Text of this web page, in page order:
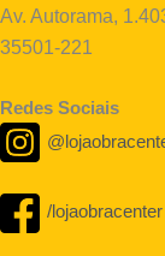
Av. Autorama,
35501-221
Redes Sociais
/lojaobracenter